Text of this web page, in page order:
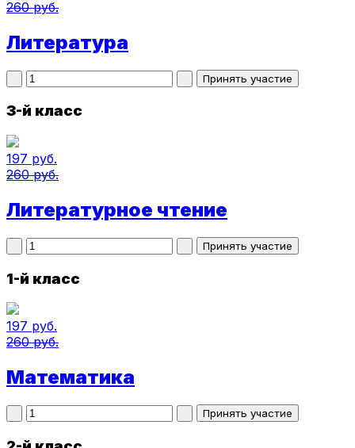
260 руб.
Литература
3-й класс
197 руб.
260 руб.
Литературное чтение
1-й класс
197 руб.
260 руб.
Математика